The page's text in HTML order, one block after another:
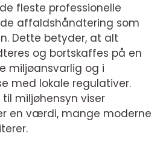
fleste professionelle
affaldshåndtering som
Dette betyder, at alt
og bortskaffes på en
miljøansvarlig og i
med lokale regulativer.
miljøhensyn viser
en værdi, mange moderne